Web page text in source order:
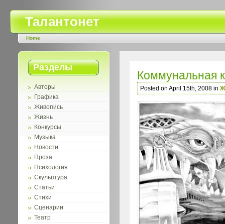
Талантонет
Home
Разделы
Авторы
Графика
Живопись
Жизнь
Конкурсы
Музыка
Новости
Проза
Психология
Скульптура
Статьи
Стихи
Сценарии
Театр
Коммунальная
Posted on April 15th, 2008 in